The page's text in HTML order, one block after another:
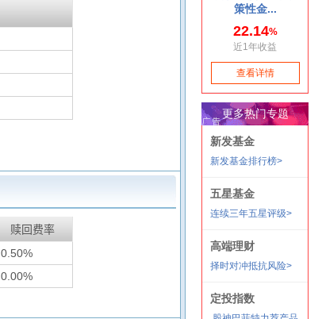
赎回费率
0.50%
0.00%